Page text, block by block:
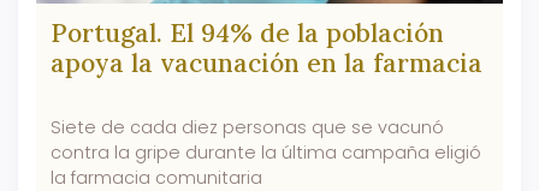
Portugal. El 94% de la población
apoya la vacunación en la farmacia
Siete de cada diez personas que se vacunó
contra la gripe durante la última campaña eligió
la farmacia comunitaria